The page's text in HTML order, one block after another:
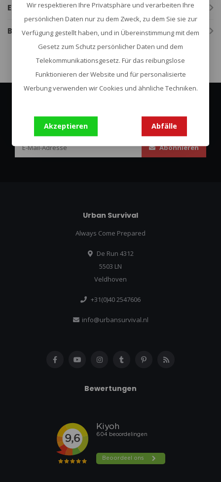
Eigenschaften
Bewertungen
Bleibe auf dem Laufenden mit unseren Newsletter-Angeboten
Abonnieren
Urban Survival
Always Come Prepared
De Run 4312
5503 LN
Veldhoven
+31(0)40 2547606
info@urbansurvival.nl
Bewertungen
Wir respektieren Ihre Privatsphäre und verarbeiten Ihre
persönlichen Daten nur zu dem Zweck, zu dem Sie sie zur
Verfügung gestellt haben, und in Übereinstimmung mit dem
Gesetz zum Schutz persönlicher Daten und dem
Telekommunikationsgesetz. Für das reibungslose
Funktionieren der Website und für personalisierte
Werbung verwenden wir Cookies und ähnliche Techniken.
Akzeptieren Abfälle